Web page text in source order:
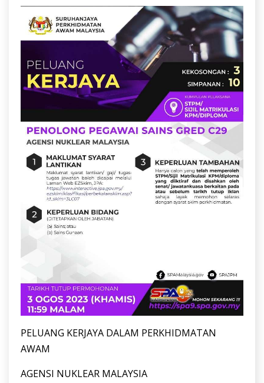
PELUANG KERJAYA DALAM PERKHIDMATAN
AWAM
AGENSI NUKLEAR MALAYSIA